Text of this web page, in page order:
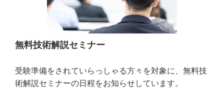
無料技術解説セミナー
受験準備をされていらっしゃる方々を対象に、無料技
術解説セミナーの日程をお知らせしています。